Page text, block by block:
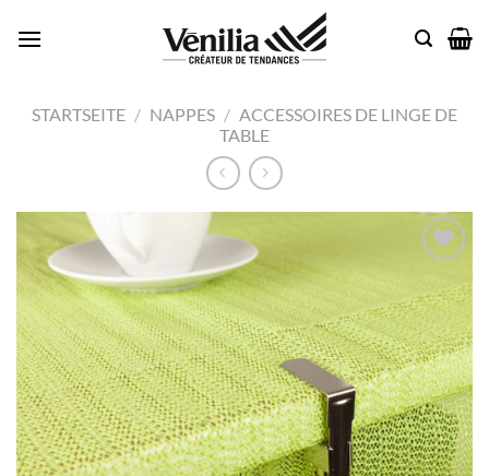
STARTSEITE / NAPPES / ACCESSOIRES DE LINGE DE
TABLE
wishlist